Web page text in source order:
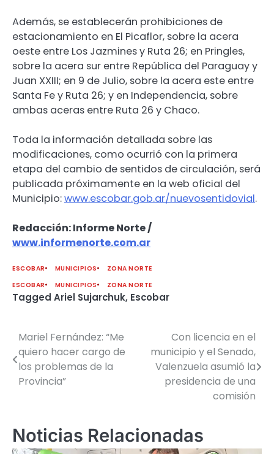
Además, se establecerán prohibiciones de
estacionamiento en El Picaflor, sobre la acera
oeste entre Los Jazmines y Ruta 26; en Pringles,
sobre la acera sur entre República del Paraguay y
Juan XXIII; en 9 de Julio, sobre la acera este entre
Santa Fe y Ruta 26; y en Independencia, sobre
ambas aceras entre Ruta 26 y Chaco.
Toda la información detallada sobre las
modificaciones, como ocurrió con la primera
etapa del cambio de sentidos de circulación, será
publicada próximamente en la web oficial del
Municipio:www.escobar.gob.ar/nuevosentidovial.
Redacción: Informe Norte /
www.informenorte.com.ar
ESCOBAR MUNICIPIOS
ZONA NORTE
ESCOBAR
MUNICIPIOS ZONA NORTE
Tagged Ariel Sujarchuk, Escobar
Navegación
de
entradas
Mariel Fernández: “Me
quiero hacer cargo de
los problemas de la
Provincia”
Con licencia en el
municipio y el Senado,
Valenzuela asumió la
presidencia de una
comisión
Noticias Relacionadas